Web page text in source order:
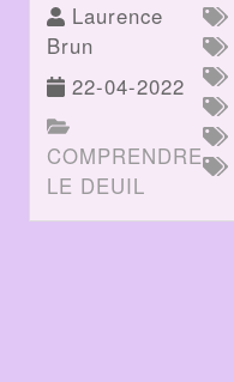
Laurence
Brun
22-04-2022
COMPRENDRE
LE DEUIL